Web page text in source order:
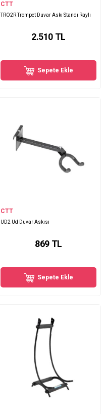
CTT
TRO2R Trompet Duvar Askı Standı Raylı
2.510 TL
Sepete Ekle
CTT
UD2 Ud Duvar Askısı
869 TL
Sepete Ekle